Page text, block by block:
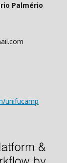
Palmério
unifucamp